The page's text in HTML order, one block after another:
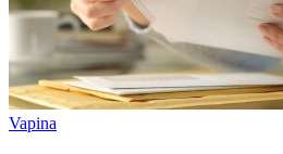
Vapina